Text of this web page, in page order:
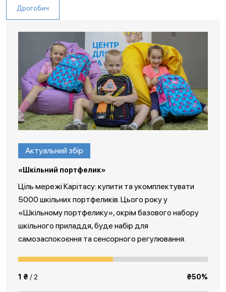
Дрогобич
Актуальний збір
«Шкільний портфелик»
Ціль мережі Карітасу: купити та укомплектувати
5000 шкільних портфеликів. Цього року у
«Шкільному портфелику», окрім базового набору
шкільного приладдя, буде набір для
самозаспокоєння та сенсорного регулювання.
1 ₴ / 2 ₴50%